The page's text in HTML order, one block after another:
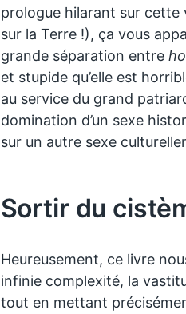
prologue hilarant sur cette
sur la Terre !), ça vous
grande séparation entre
et stupide qu’elle est
au service du grand
domination d’un sexe
sur un autre sexe
Sortir du
Heureusement, ce livre
infinie complexité, la
tout en mettant